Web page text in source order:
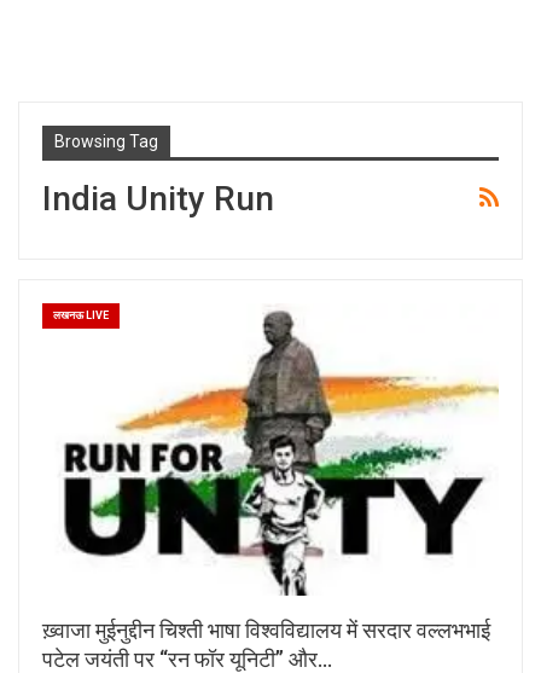
Browsing Tag
India Unity Run
लखनऊ LIVE
ख़्वाजा मुईनुद्दीन चिश्ती भाषा विश्वविद्यालय में सरदार वल्लभभाई
पटेल जयंती पर “रन फॉर यूनिटी” और…